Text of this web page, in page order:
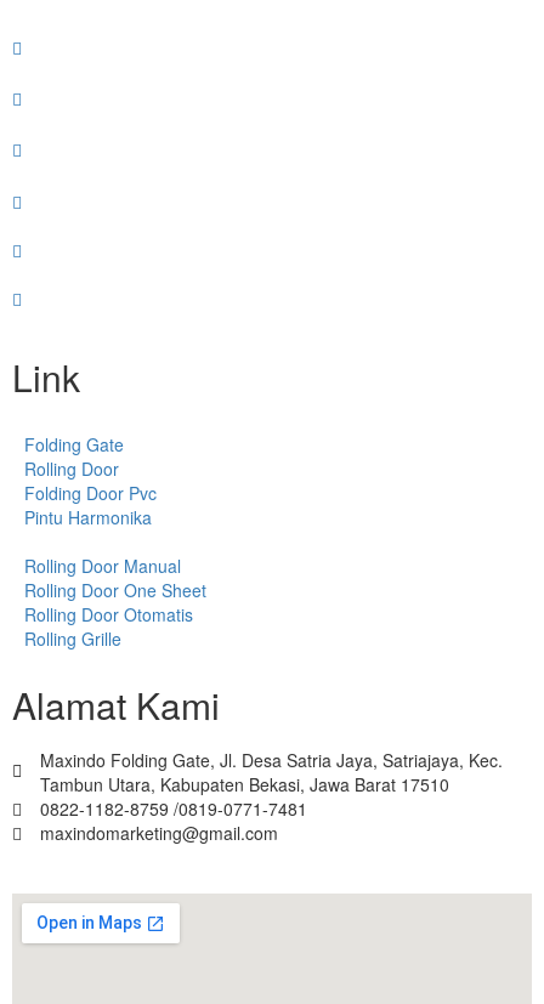
Link
Folding Gate
Rolling Door
Folding Door Pvc
Pintu Harmonika
Rolling Door Manual
Rolling Door One Sheet
Rolling Door Otomatis
Rolling Grille
Alamat Kami
Maxindo Folding Gate, Jl. Desa Satria Jaya, Satriajaya, Kec.
Tambun Utara, Kabupaten Bekasi, Jawa Barat 17510
0822-1182-8759 /0819-0771-7481
maxindomarketing@gmail.com